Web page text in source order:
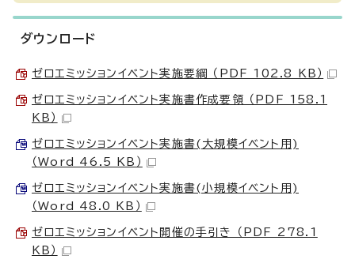
ダウンロード
ゼロエミッションイベント実施要綱 （PDF 102.8 KB）
ゼロエミッションイベント実施書作成要領 （PDF 158.1
KB）
ゼロエミッションイベント実施書(大規模イベント用)
（Word 46.5 KB）
ゼロエミッションイベント実施書(小規模イベント用)
（Word 48.0 KB）
ゼロエミッションイベント開催の手引き （PDF 278.1
KB）